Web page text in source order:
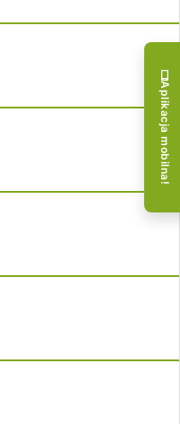
Aplikacja mobilna!